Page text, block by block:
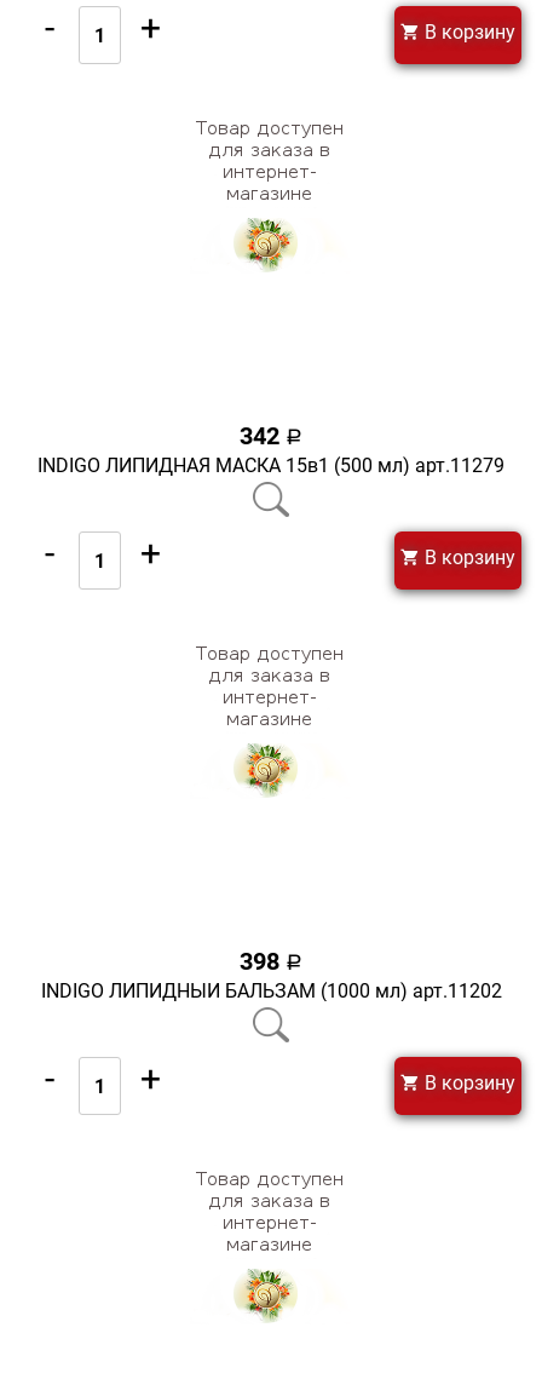
- + В корзину
342 a
INDIGO ЛИПИДНАЯ МАСКА 15в1 (500 мл) арт.11279
- + В корзину
398 a
INDIGO ЛИПИДНЫЙ БАЛЬЗАМ (1000 мл) арт.11202
- + В корзину